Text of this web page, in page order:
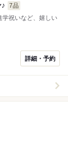
7品
詳細・予約